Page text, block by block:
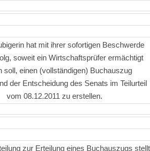
hat mit ihrer sofortigen Beschwerde
soweit ein Wirtschaftsprüfer ermächtigt
soll, einen (vollständigen) Buchauszug
der Entscheidung des Senats im Teilurteil
vom 08.12.2011 zu erstellen.
zur Erteilung eines Buchauszugs stellt